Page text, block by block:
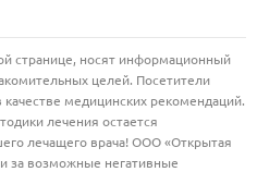
странице, носят информационный
целей. Посетители
медицинских рекомендаций.
лечения остается
лечащего врача! ООО «Открытая
за возможные негативные